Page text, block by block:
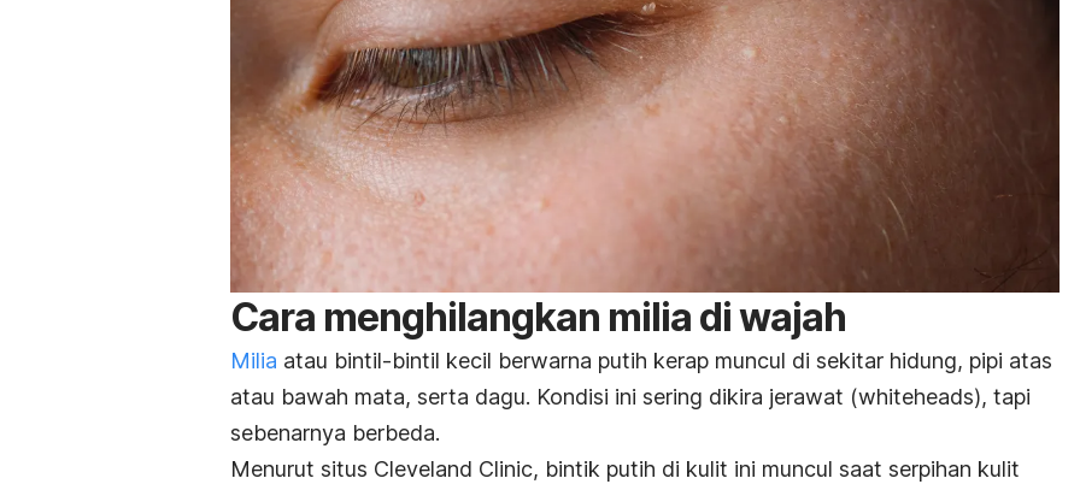
Cara menghilangkan milia di wajah
Milia atau bintil-bintil kecil berwarna putih kerap muncul di sekitar hidung, pipi atas
atau bawah mata, serta dagu. Kondisi ini sering dikira jerawat (whiteheads), tapi
sebenarnya berbeda.
Menurut situs Cleveland Clinic, bintik putih di kulit ini muncul saat serpihan kulit